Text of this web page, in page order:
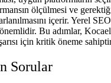
ölçülmesi ve
içerir. Yerel
Bu adımlar,
için kritik öneme
Sorular